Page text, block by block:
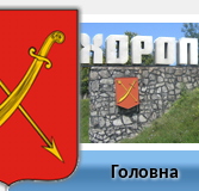
Головна